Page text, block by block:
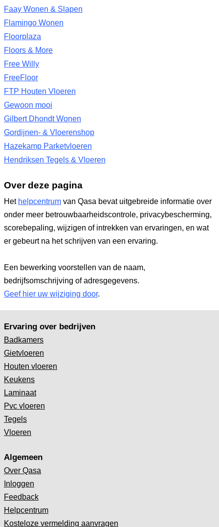
Faay Wonen & Slapen
Flamingo Wonen
Floorplaza
Floors & More
Free Willy
FreeFloor
FTP Houten Vloeren
Gewoon mooi
Gilbert Dhondt Wonen
Gordijnen- & Vloerenshop
Hazekamp Parketvloeren
Hendriksen Tegels & Vloeren
Over deze pagina
Het helpcentrum van Qasa bevat uitgebreide informatie over
onder meer betrouwbaarheidscontrole, privacybescherming,
scorebepaling, wijzigen of intrekken van ervaringen, en wat
er gebeurt na het schrijven van een ervaring.
Een bewerking voorstellen van de naam,
bedrijfsomschrijving of adresgegevens.
Geef hier uw wijziging door.
Ervaring over bedrijven
Badkamers
Gietvloeren
Houten vloeren
Keukens
Laminaat
Pvc vloeren
Tegels
Vloeren
Algemeen
Over Qasa
Inloggen
Feedback
Helpcentrum
Kosteloze vermelding aanvragen